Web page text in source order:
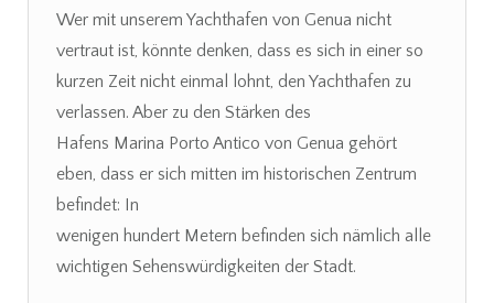
Wer mit unserem Yachthafen von Genua nicht
vertraut ist, könnte denken, dass es sich in einer so
kurzen Zeit nicht einmal lohnt, den Yachthafen zu
verlassen. Aber zu den Stärken des
Hafens Marina Porto Antico von Genua gehört
eben, dass er sich mitten im historischen Zentrum
befindet: In
wenigen hundert Metern befinden sich nämlich alle
wichtigen Sehenswürdigkeiten der Stadt.